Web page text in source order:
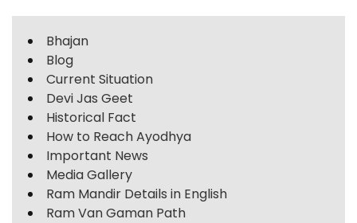
Bhajan
Blog
Current Situation
Devi Jas Geet
Historical Fact
How to Reach Ayodhya
Important News
Media Gallery
Ram Mandir Details in English
Ram Van Gaman Path